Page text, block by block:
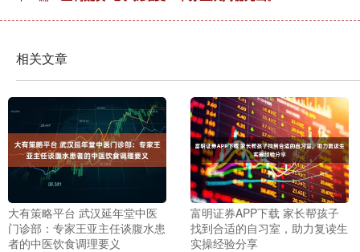
相关文章
大有策略平台 武汉延年堂中医
门诊部：专家王亚主任谈腹水患
者的中医饮食调理要义
富明证券APP下载 家长帮孩子
找到合适的自习室，助力复读生
实操经验分享